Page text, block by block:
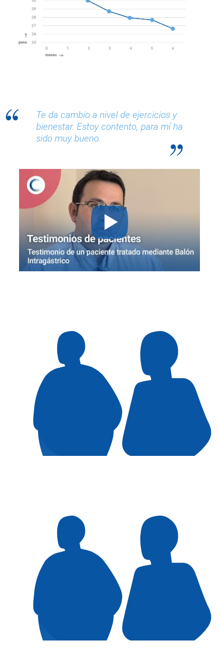
Te da cambio a nivel de ejercicios y
bienestar. Estoy contento, para mí ha
sido muy bueno.